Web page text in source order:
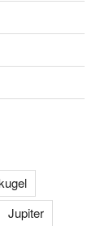
Jupiter